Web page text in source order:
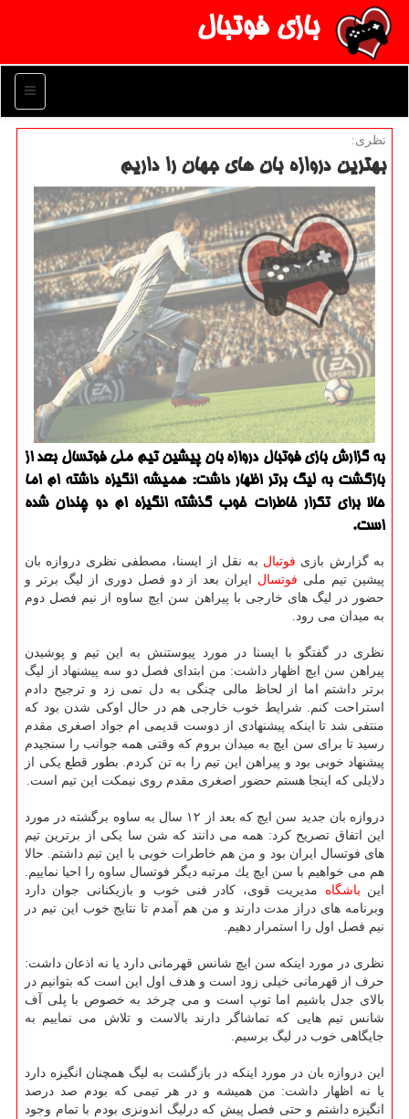
بازی فوتبال
منو
نظری:
بهترین دروازه بان های جهان را داریم
به گزارش بازی فوتبال دروازه بان پیشین تیم ملی فوتسال بعد از
بازگشت به لیگ برتر اظهار داشت: همیشه انگیزه داشته ام اما
حالا برای تكرار خاطرات خوب گذشته انگیزه ام دو چندان شده
است.
به گزارش بازی فوتبال به نقل از ایسنا، مصطفی نظری دروازه بان
پیشین تیم ملی فوتسال ایران بعد از دو فصل دوری از لیگ برتر و
حضور در لیگ های خارجی با پیراهن سن ایچ ساوه از نیم فصل دوم
به میدان می رود.
نظری در گفتگو با ایسنا در مورد پیوستنش به این تیم و پوشیدن
پیراهن سن ایچ اظهار داشت: من ابتدای فصل دو سه پیشنهاد از لیگ
برتر داشتم اما از لحاظ مالی چنگی به دل نمی زد و ترجیح دادم
استراحت كنم. شرایط خوب خارجی هم در حال اوكی شدن بود كه
منتفی شد تا اینكه پیشنهادی از دوست قدیمی ام جواد اصغری مقدم
رسید تا برای سن ایچ به میدان بروم كه وقتی همه جوانب را سنجیدم
پیشنهاد خوبی بود و پیراهن این تیم را به تن كردم. بطور قطع یكی از
دلایلی كه اینجا هستم حضور اصغری مقدم روی نیمكت این تیم است.
دروازه بان جدید سن ایچ كه بعد از ۱۲ سال به ساوه برگشته در مورد
این اتفاق تصریح كرد: همه می دانند كه شن سا یكی از برترین تیم
های فوتسال ایران بود و من هم خاطرات خوبی با این تیم داشتم. حالا
هم می خواهیم با سن ایچ یك مرتبه دیگر فوتسال ساوه را احیا نماییم.
این باشگاه مدیریت قوی، كادر فنی خوب و بازیكنانی جوان دارد
وبرنامه های دراز مدت دارند و من هم آمدم تا نتایج خوب این تیم در
نیم فصل اول را استمرار دهیم.
نظری در مورد اینكه سن ایچ شانس قهرمانی دارد یا نه اذعان داشت:
حرف از قهرمانی خیلی زود است و هدف اول این است كه بتوانیم در
بالای جدل باشیم اما توپ است و می چرخد به خصوص با پلی آف
شانس تیم هایی كه تماشاگر دارند بالاست و تلاش می نماییم به
جایگاهی خوب در لیگ برسیم.
این دروازه بان در مورد اینكه در بازگشت به لیگ همچنان انگیزه دارد
یا نه اظهار داشت: من همیشه و در هر تیمی كه بودم صد درصد
انگیزه داشتم و حتی فصل پیش كه درلیگ اندونزی بودم با تمام وجود